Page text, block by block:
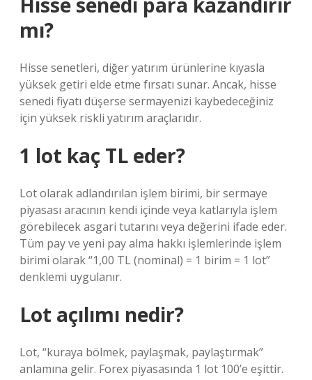
mı?
Hisse senetleri, diğer yatırım ürünlerine kıyasla
yüksek getiri elde etme fırsatı sunar. Ancak, hisse
senedi fiyatı düşerse sermayenizi kaybedeceğiniz
için yüksek riskli yatırım araçlarıdır.
1 lot kaç TL eder?
Lot olarak adlandırılan işlem birimi, bir sermaye
piyasası aracının kendi içinde veya katlarıyla işlem
görebilecek asgari tutarını veya değerini ifade eder.
Tüm pay ve yeni pay alma hakkı işlemlerinde işlem
birimi olarak “1,00 TL (nominal) = 1 birim = 1 lot”
denklemi uygulanır.
Lot açılımı nedir?
Lot, “kuraya bölmek, paylaşmak, paylaştırmak”
anlamına gelir. Forex piyasasında 1 lot 100’e eşittir.